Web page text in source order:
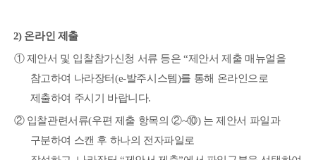
2) 온라인 제출
①제안서 및 입찰참가신청 서류 등은“제안서 제출 매뉴얼을
참고하여 나라장터(e-발주시스템)를 통해 온라인으로
제출하여 주시기 바랍니다.
② 입찰관련서류(우편 제출 항목의②~⑩) 는 제안서 파일과
구분하여 스캔 후 하나의 전자파일로